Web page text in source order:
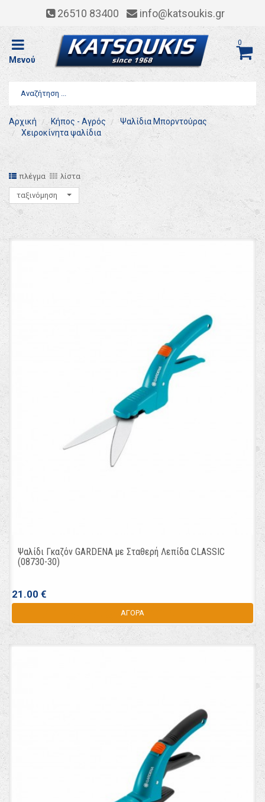
26510 83400 info@katsoukis.gr
Μενού
0
Αρχική Κήπος - Αγρός
Ψαλίδια Μπορντούρας
Χειροκίνητα ψαλίδια
πλέγμα λίστα
ταξινόμηση
Ψαλίδι Γκαζόν GARDENA με Σταθερή Λεπίδα CLASSIC
(08730-30)
21.00 €
ΑΓΟΡΑ